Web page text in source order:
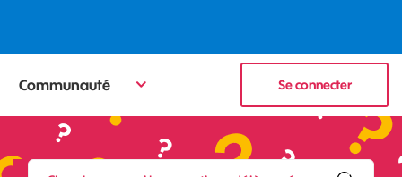
Communauté Se connecter